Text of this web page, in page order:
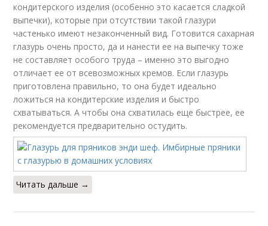
кондитерского изделия (особенно это касается сладкой
выпечки), которые при отсутствии такой глазури
частенько имеют незаконченный вид. Готовится сахарная
глазурь очень просто, да и нанести ее на выпечку тоже
не составляет особого труда – именно это выгодно
отличает ее от всевозможных кремов. Если глазурь
приготовлена правильно, то она будет идеально
ложиться на кондитерские изделия и быстро
схватываться. А чтобы она схватилась еще быстрее, ее
рекомендуется предварительно остудить.
Читать дальше →